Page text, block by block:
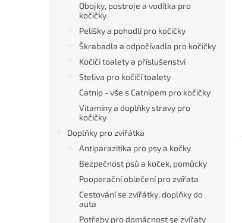
Obojky, postroje a vodítka pro
kočičky
Pelíšky a pohodlí pro kočičky
Škrabadla a odpočívadla pro kočičky
Kočičí toalety a příslušenství
Steliva pro kočičí toalety
Catnip - vše s Catnipem pro kočičky
Vitamíny a doplňky stravy pro
kočičky
Doplňky pro zvířátka
Antiparazitika pro psy a kočky
Bezpečnost psů a koček, pomůcky
Pooperační oblečení pro zvířata
Cestování se zvířátky, doplňky do
auta
Potřeby pro domácnost se zvířaty